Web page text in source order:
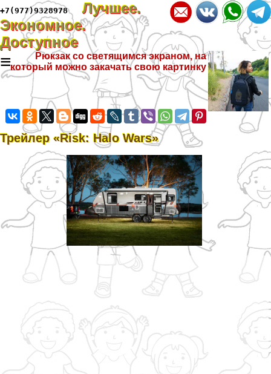
+7(977)9328978
Лучшее.
Экономное.
Доступное
≡
Рюкзак со светящимся экраном, на
который можно закачать свою картинку
Трейлер «Risk: Halo Wars»